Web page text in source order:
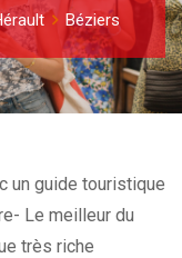
Béziers
un guide touristique
Le meilleur du
très riche